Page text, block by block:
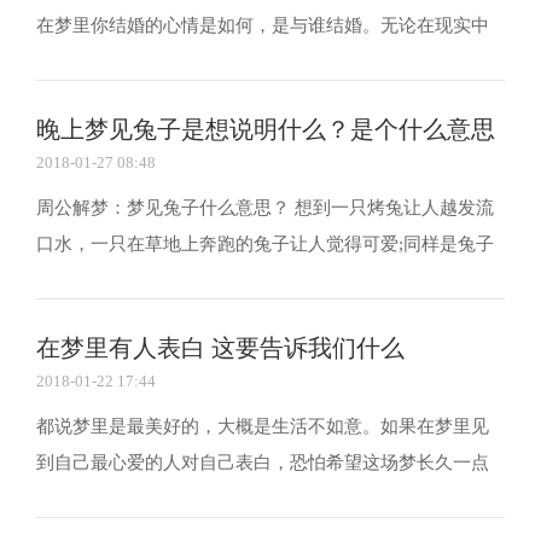
在梦里你结婚的心情是如何，是与谁结婚。无论在现实中
梦的关键：代表对幸福美满婚姻的渴求，或代表渴望...
晚上梦见兔子是想说明什么？是个什么意思
2018-01-27 08:48
周公解梦：梦见兔子什么意思？ 想到一只烤兔让人越发流
口水，一只在草地上奔跑的兔子让人觉得可爱;同样是兔子
属兔的，名字中有兔字的，经常被描述成像兔子一...
在梦里有人表白 这要告诉我们什么
2018-01-22 17:44
都说梦里是最美好的，大概是生活不如意。如果在梦里见
到自己最心爱的人对自己表白，恐怕希望这场梦长久一点